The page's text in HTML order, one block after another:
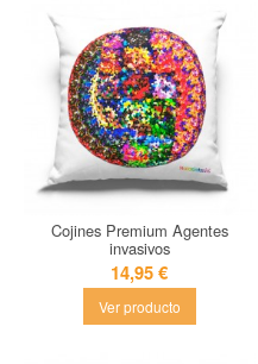
Cojines Premium Agentes
invasivos
14,95 €
Ver producto